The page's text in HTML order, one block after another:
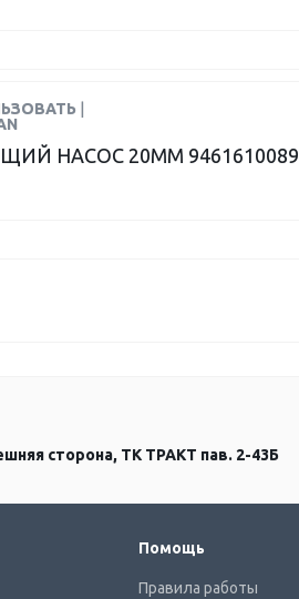
НАСОС 20MM 9461610089
сторона, ТК ТРАКТ пав. 2-43Б
Помощь
Правила работы